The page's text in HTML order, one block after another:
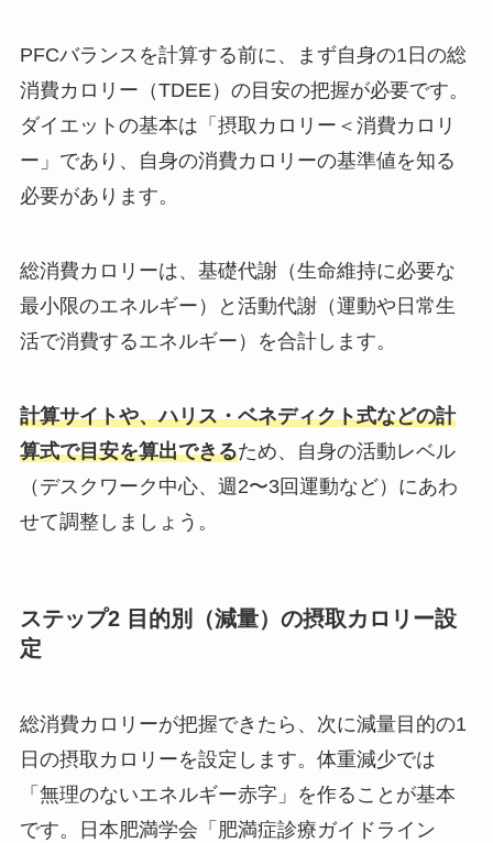
PFCバランスを計算する前に、まず自身の1日の総
消費カロリー（TDEE）の目安の把握が必要です。
ダイエットの基本は「摂取カロリー＜消費カロリ
ー」であり、自身の消費カロリーの基準値を知る
必要があります。
総消費カロリーは、基礎代謝（生命維持に必要な
最小限のエネルギー）と活動代謝（運動や日常生
活で消費するエネルギー）を合計します。
計算サイトや、ハリス・ベネディクト式などの計
算式で目安を算出できるため、自身の活動レベル
（デスクワーク中心、週2〜3回運動など）にあわ
せて調整しましょう。
ステップ2 目的別（減量）の摂取カロリー設
定
総消費カロリーが把握できたら、次に減量目的の1
日の摂取カロリーを設定します。体重減少では
「無理のないエネルギー赤字」を作ることが基本
です。日本肥満学会「肥満症診療ガイドライン